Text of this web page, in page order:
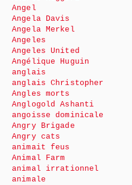
Angel
Angela Davis
Angela Merkel
Angeles
Angeles United
Angélique Huguin
anglais
anglais Christopher
Angles morts
Anglogold Ashanti
angoisse dominicale
Angry Brigade
Angry cats
animait feus
Animal Farm
animal irrationnel
animale